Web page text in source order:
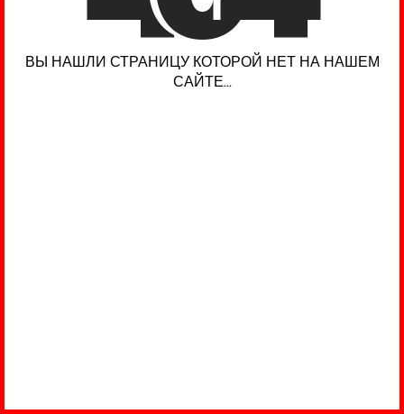
ВЫ НАШЛИ СТРАНИЦУ КОТОРОЙ НЕТ НА НАШЕМ
САЙТЕ...